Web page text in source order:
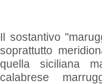
Il sostantivo
soprattutto
quella siciliana
calabrese